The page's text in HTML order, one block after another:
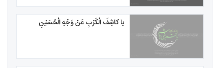
يا كاشِفَ الْكَرْبِ عَنْ وَجْهِ الْحُسَيْنِ